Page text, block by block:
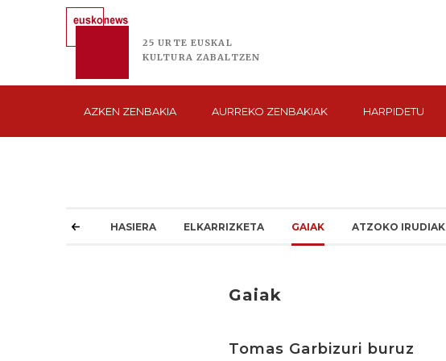
25 URTE EUSKAL
KULTURA ZABALTZEN
AZKEN ZENBAKIA AURREKO ZENBAKIAK HARPIDETU
HASIERA ELKARRIZKETA GAIAK ATZOKO IRUDIAK
Gaiak
Tomas Garbizuri buruz